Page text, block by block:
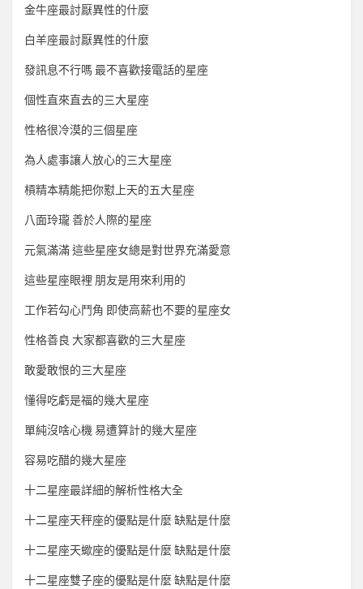
金牛座最討厭異性的什麼
白羊座最討厭異性的什麼
發訊息不行嗎 最不喜歡接電話的星座
個性直來直去的三大星座
性格很冷漠的三個星座
為人處事讓人放心的三大星座
槓精本精能把你懟上天的五大星座
八面玲瓏 善於人際的星座
元氣滿滿 這些星座女總是對世界充滿愛意
這些星座眼裡 朋友是用來利用的
工作若勾心鬥角 即使高薪也不要的星座女
性格善良 大家都喜歡的三大星座
敢愛敢恨的三大星座
懂得吃虧是福的幾大星座
單純沒啥心機 易遭算計的幾大星座
容易吃醋的幾大星座
十二星座最詳細的解析性格大全
十二星座天秤座的優點是什麼 缺點是什麼
十二星座天蠍座的優點是什麼 缺點是什麼
十二星座雙子座的優點是什麼 缺點是什麼